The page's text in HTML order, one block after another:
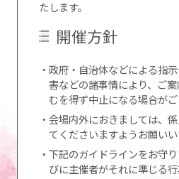
たします。
開催方針
・政府・自治体などによる指
害などの諸事情により、ご
むを得ず中止になる場合がご
・会場内外におきましては、
てくださいますようお願いい
・下記のガイドラインをお守
びに主催者がそれに準じる